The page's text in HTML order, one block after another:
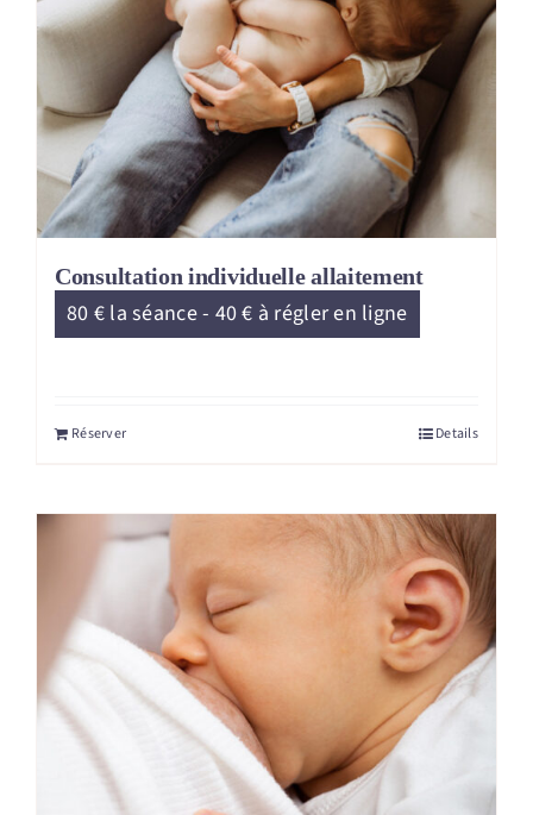
Consultation individuelle allaitement
80 € la séance - 40 € à régler en ligne
Réserver Details